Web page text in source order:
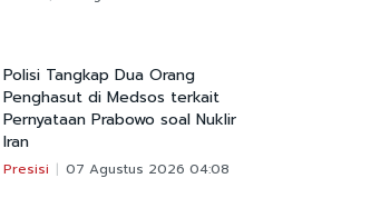
Polisi Tangkap Dua Orang
Penghasut di Medsos terkait
Pernyataan Prabowo soal Nuklir
Iran
Presisi 07 Agustus 2026 04:08